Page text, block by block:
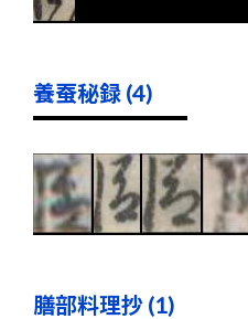
養蚕秘録 (4)
膳部料理抄 (1)